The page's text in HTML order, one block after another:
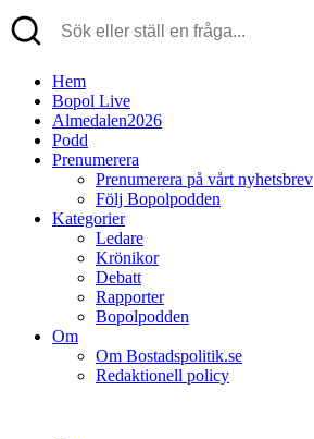
Hem
Bopol Live
Almedalen2026
Podd
Prenumerera
Prenumerera på vårt nyhetsbrev
Följ Bopolpodden
Kategorier
Ledare
Krönikor
Debatt
Rapporter
Bopolpodden
Om
Om Bostadspolitik.se
Redaktionell policy